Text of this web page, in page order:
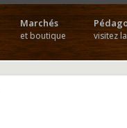
Marchés
et boutique visitez